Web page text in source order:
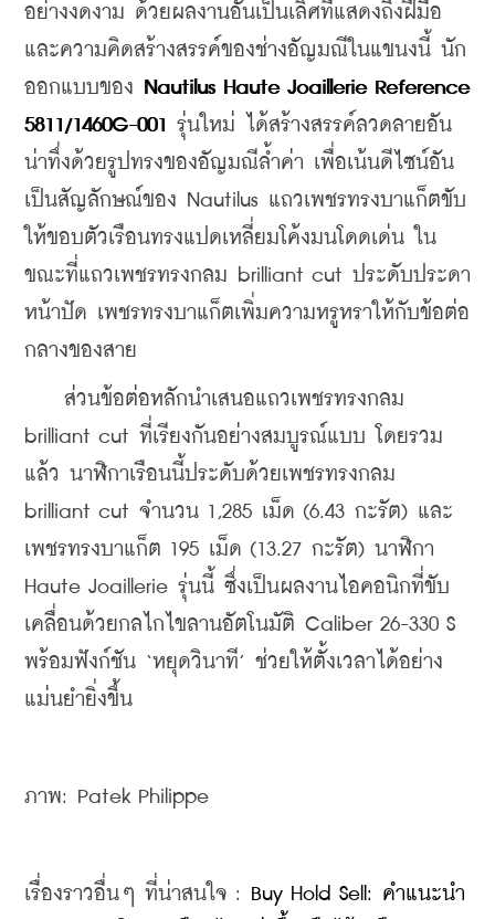
อย่างงดงาม ด้วยผลงานอันเป็นเลิศที่แสดงถึงฝีมือ
และความคิดสร้างสรรค์ของช่างอัญมณีในแขนงนี้ นัก
ออกแบบของ
Nautilus Haute Joaillerie Reference
5811/1460G-001 รุ่นใหม่ ได้สร้างสรรค์ลวดลายอัน
น่าทึ่งด้วยรูปทรงของอัญมณีล้ำค่า เพื่อเน้นดีไซน์อัน
เป็นสัญลักษณ์ของ Nautilus แถวเพชรทรงบาแก็ตขับ
ให้ขอบตัวเรือนทรงแปดเหลี่ยมโค้งมนโดดเด่น ใน
ขณะที่แถวเพชรทรงกลม brilliant cut ประดับประดา
หน้าปัด เพชรทรงบาแก็ตเพิ่มความหรูหราให้กับข้อต่อ
กลางของสาย
ส่วนข้อต่อหลักนำเสนอแถวเพชรทรงกลม
brilliant cut ที่เรียงกันอย่างสมบูรณ์แบบ โดยรวม
แล้ว นาฬิกาเรือนนี้ประดับด้วยเพชรทรงกลม
brilliant cut จำนวน 1,285 เม็ด (6.43 กะรัต) และ
เพชรทรงบาแก็ต 195 เม็ด (13.27 กะรัต) นาฬิกา
Haute Joaillerie รุ่นนี้ ซึ่งเป็นผลงานไอคอนิกที่ขับ
เคลื่อนด้วยกลไกไขลานอัตโนมัติ Caliber 26-330 S
พร้อมฟังก์ชัน ‘หยุดวินาที’ ช่วยให้ตั้งเวลาได้อย่าง
แม่นยำยิ่งขึ้น
ภาพ: Patek Philippe
เรื่องราวอื่นๆ ที่น่าสนใจ : Buy Hold Sell: คำแนะนำ